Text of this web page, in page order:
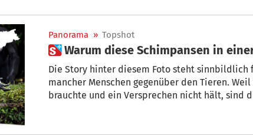
Panorama » Topshot
 Warum diese Schimpansen in
Die Story hinter diesem Foto steht sinnbildlich für die Grausamkeit und Gleichgültigkeit
mancher Menschen gegenüber den Tieren. Weil ein Pharmakonzern sie nicht mehr
brauchte und ein Versprechen nicht hält, sind diese 3